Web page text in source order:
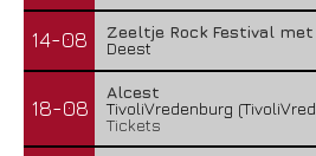
14-08
Zeeltje Rock Festival met
Deest
18-08
Alcest
TivoliVredenburg
Tickets